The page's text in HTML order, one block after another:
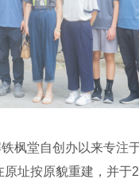
堂自创办以来专注
址按原貌重建，并于